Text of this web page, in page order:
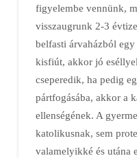
figyelembe vennünk,
visszaugrunk 2-3
belfasti árvaházból
kisfiút, akkor jó
cseperedik, ha pedig
pártfogásába, akkor a
ellenségének. A
katolikusnak, sem
valamelyikké és utána